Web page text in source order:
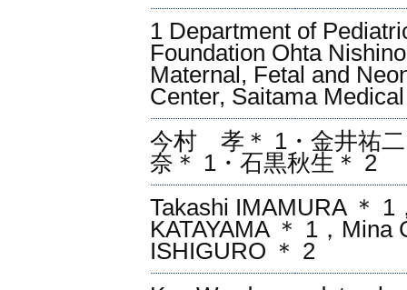
1 Department of
Foundation Ohta
Maternal, Fetal and
Center, Saitama
今村 孝＊ 1・金井祐二
奈＊ 1・石黒秋生＊ 2
Takashi IMAMURA ＊ 1
KATAYAMA ＊ 1，Mina
ISHIGURO ＊ 2